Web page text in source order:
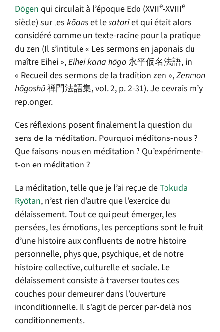
Dōgen qui circulait à l’époque Edo (XVIIe-XVIIIe
siècle) sur les kōanset lesatoriet qui était alors
considéré comme un texte-racine pour la pratique
du zen (Il s’intitule « Les sermons en japonais du
maître Eihei »,Eihei kana hōgo永平仮名法語, in
« Recueil des sermons de la tradition zen »,Zenmon
hōgoshū禅門法語集, vol. 2, p. 2-31). Je devrais m’y
replonger.
Ces réflexions posent finalement la question du
sens de la méditation. Pourquoi méditons-nous ?
Que faisons-nous en méditation ? Qu’expérimente-
t-on en méditation ?
La méditation, telle que je l’ai reçue deTokuda
Ryōtan, n’est rien d’autre que l’exercice du
délaissement. Tout ce qui peut émerger, les
pensées, les émotions, les perceptions sont le fruit
d’une histoire aux confluents de notre histoire
personnelle, physique, psychique, et de notre
histoire collective, culturelle et sociale. Le
délaissement consiste à traverser toutes ces
couches pour demeurer dans l’ouverture
inconditionnelle. Il s’agit de percer par-delà nos
conditionnements.